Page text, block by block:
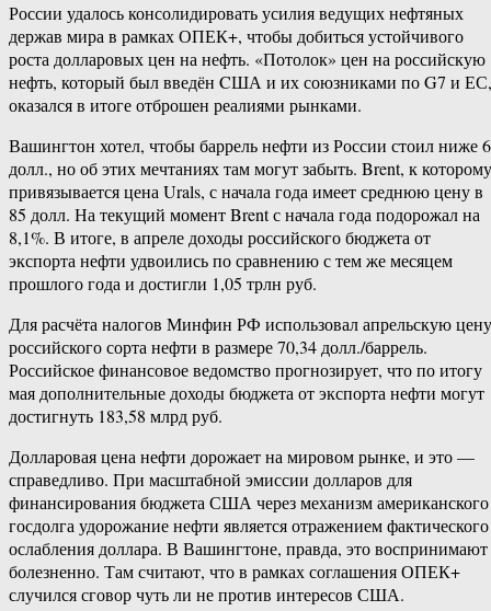
России удалось консолидировать усилия ведущих нефтяных
держав мира в рамках ОПЕК+, чтобы добиться устойчивого
роста долларовых цен на нефть. «Потолок» цен на российскую
нефть, который был введён CША и их союзниками по G7 и ЕС,
оказался в итоге отброшен реалиями рынками.
Вашингтон хотел, чтобы баррель нефти из России стоил ниже
долл., но об этих мечтаниях там могут забыть. Brent, к которому
привязывается цена Urals, с начала года имеет среднюю цену в
85 долл. На текущий момент Brent с начала года подорожал на
8,1%. В итоге, в апреле доходы российского бюджета от
экспорта нефти удвоились по сравнению с тем же месяцем
прошлого года и достигли 1,05 трлн руб.
Для расчёта налогов Минфин РФ использовал апрельскую цену
российского сорта нефти в размере 70,34 долл./баррель.
Российское финансовое ведомство прогнозирует, что по итогу
мая дополнительные доходы бюджета от экспорта нефти могут
достигнуть 183,58 млрд руб.
Долларовая цена нефти дорожает на мировом рынке, и это —
справедливо. При масштабной эмиссии долларов для
финансирования бюджета США через механизм американского
госдолга удорожание нефти является отражением фактического
ослабления доллара. В Вашингтоне, правда, это воспринимают
болезненно. Там считают, что в рамках соглашения ОПЕК+
случился сговор чуть ли не против интересов США.